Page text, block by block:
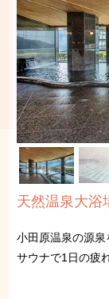
天然温泉大浴
小田原温泉の源泉
サウナで1日の疲